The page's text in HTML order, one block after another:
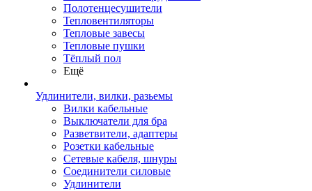
Полотенцесушители
Тепловентиляторы
Тепловые завесы
Тепловые пушки
Тёплый пол
Ещё
Удлинители, вилки, разьемы
Вилки кабельные
Выключатели для бра
Разветвители, адаптеры
Розетки кабельные
Сетевые кабеля, шнуры
Соединители силовые
Удлинители